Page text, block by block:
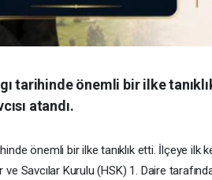
tarihinde önemli bir ilke
atandı.
önemli bir ilke tanıklık etti. İlçeye ilk
Savcılar Kurulu (HSK) 1. Daire